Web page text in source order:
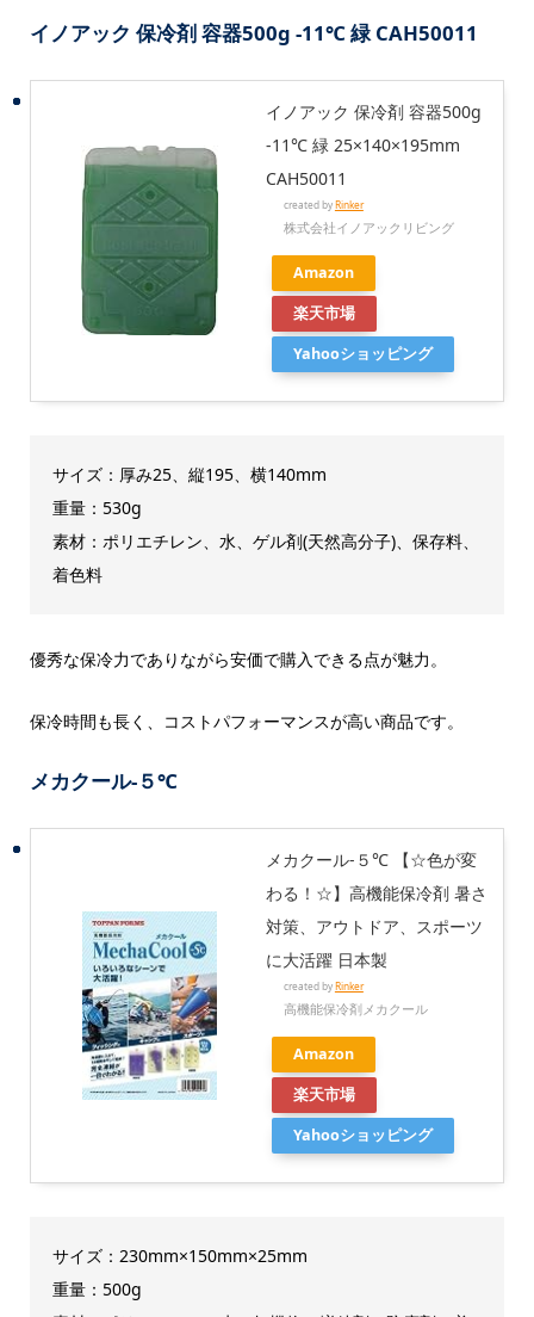
イノアック 保冷剤 容器500g -11℃ 緑 CAH50011
イノアック 保冷剤 容器500g
-11℃ 緑 25×140×195mm
CAH50011
created byRinker
株式会社イノアックリビング
Amazon
楽天市場
Yahooショッピング
サイズ：厚み25、縦195、横140mm
重量：530g
素材：ポリエチレン、水、ゲル剤(天然高分子)、保存料、
着色料
優秀な保冷力でありながら安価で購入できる点が魅力。
保冷時間も長く、コストパフォーマンスが高い商品です。
メカクール-５℃
メカクール-５℃ 【☆色が変
わる！☆】高機能保冷剤 暑さ
対策、アウトドア、スポーツ
に大活躍 日本製
created byRinker
高機能保冷剤メカクール
Amazon
楽天市場
Yahooショッピング
サイズ：230mm×150mm×25mm
重量：500g